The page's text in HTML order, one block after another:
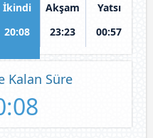
İkindi
20:08
Akşam
23:23
Yatsı
00:57
Kalan Süre